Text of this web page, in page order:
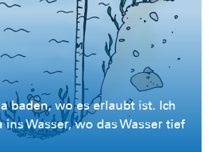
baden, wo es erlaubt ist. Ich
Wasser, wo das Wasser tief